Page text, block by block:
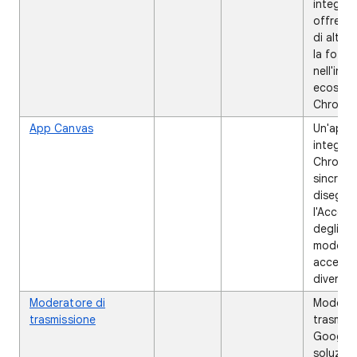
offre
di alta
la
App Canvas
Un'app
disegni
degli
modo
diversi
Moderatore di
trasmissione
Google